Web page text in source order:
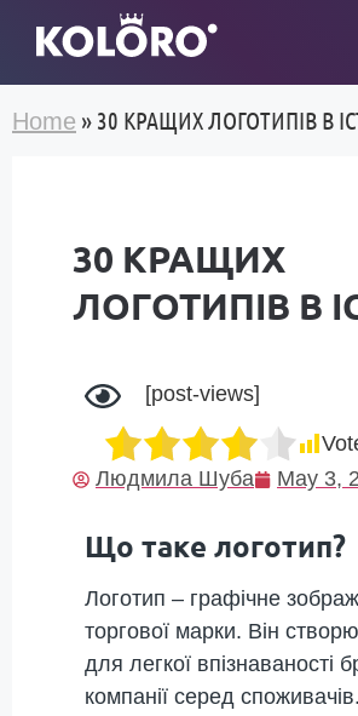
Home » 30 КРАЩИХ ЛОГОТИПІВ В
30 КРАЩИХ
ЛОГОТИПІВ В
[post-views]
Людмила Шуба
May 3,
Що таке логотип?
Логотип – графічне
торгової марки. Він
для легкої впізнаваності
компанії серед споживачів.